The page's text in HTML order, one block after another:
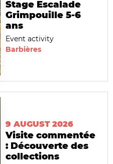
Stage Escalade
Grimpouille 5-6
ans
Event activity
Barbières
9 AUGUST 2026
Visite commentée
: Découverte des
collections